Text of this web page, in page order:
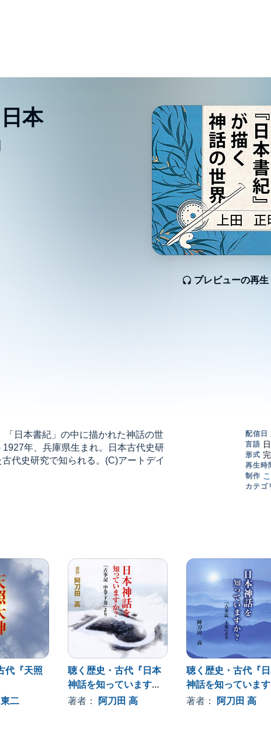
本
プレビューの再生
「日本書紀」の中に描かれた神話の世
年、兵庫県生まれ。日本古代史研
代史研究で知られる。(C)アートデイ
代『天照
二
聴く歴史・古代『日本
神話を知っていますか?
~「古事記 中巻・下
著者： 阿刀田 高
聴く歴史・古代『
神話を知っています
「古事記上巻」より
著者： 阿刀田 高